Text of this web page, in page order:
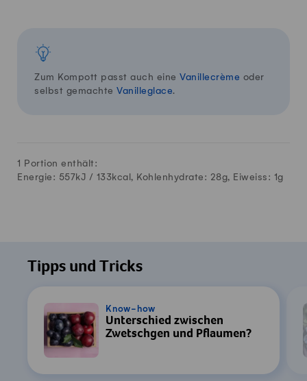
Zum Kompott passt auch eine Vanillecrème oder
selbst gemachte Vanilleglace.
1 Portion enthält:
Energie: 557kJ / 133kcal, Kohlenhydrate: 28g, Eiweiss: 1g
Tipps und Tricks
Know-how
Unterschied zwischen
Zwetschgen und Pflaumen?